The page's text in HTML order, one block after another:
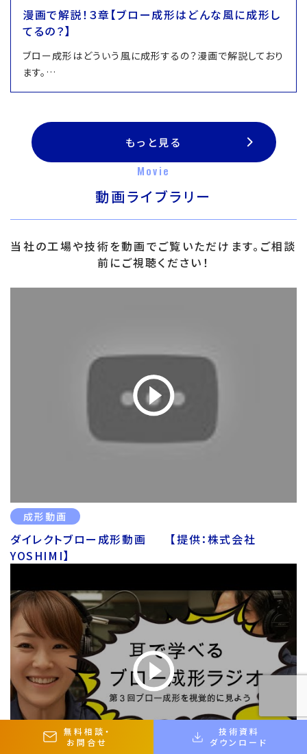
漫画で解説！３章【ブロー成形はどんな風に成形し
てるの？】
ブロー成形はどういう風に成形するの？漫画で解説しており
ます。…
もっと見る
Movie
動画ライブラリー
当社の工場や技術を動画でご覧いただけます。ご相談
前にご視聴ください！
成形動画
ダイレクトブロー成形動画 【提供：株式会社
YOSHIMI】
無料相談 ・
お問合せ
技術資料
ダウンロード